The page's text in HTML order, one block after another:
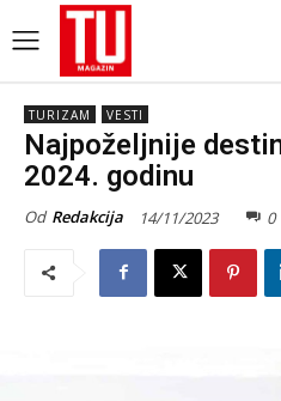
TURIZAM VESTI
Najpoželjnije
2024. godinu
Od Redakcija 14/11/2023 0